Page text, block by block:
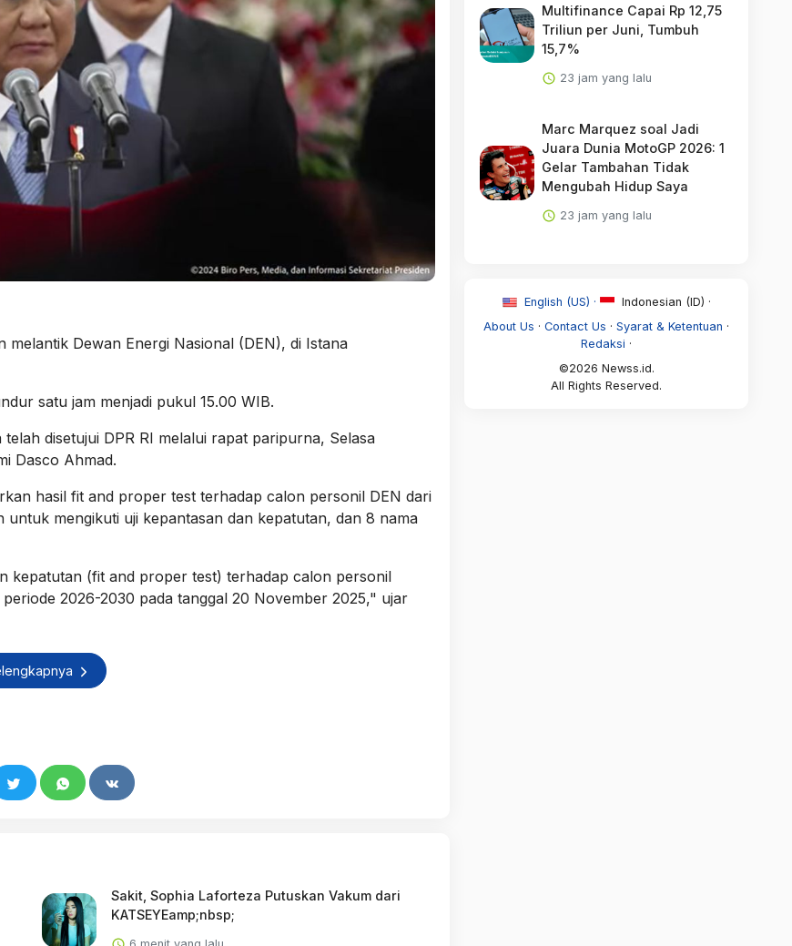
Dewan Energi Nasional (DEN), di Istana
satu jam menjadi pukul 15.00 WIB.
disetujui DPR RI melalui rapat paripurna, Selasa
Dasco Ahmad.
hasil fit and proper test terhadap calon personil DEN dari
mengikuti uji kepantasan dan kepatutan, dan 8 nama
kepatutan (fit and proper test) terhadap calon personil
2026-2030 pada tanggal 20 November 2025," ujar
Sakit, Sophia Laforteza Putuskan Vakum dari
KATSEYEamp;nbsp;
Multifinance Capai Rp 12,75
Triliun per Juni, Tumbuh
15,7%
23 jam yang lalu
Marc Marquez soal Jadi
Juara Dunia MotoGP 2026: 1
Gelar Tambahan Tidak
Mengubah Hidup Saya
23 jam yang lalu
English (US) ·
Indonesian (ID) ·
About Us · Contact Us · Syarat & Ketentuan ·
Redaksi ·
©2026 Newss.id.
All Rights Reserved.